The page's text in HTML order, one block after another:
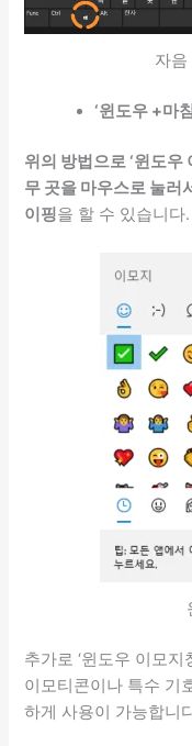
자음
‘윈도우 +마
위의 방법으로 ‘윈도우
무 곳을 마우스로 눌러
이핑을 할 수 있습니다.
추가로 ‘윈도우 이모
이모티콘이나 특수 기
하게 사용이 가능합니